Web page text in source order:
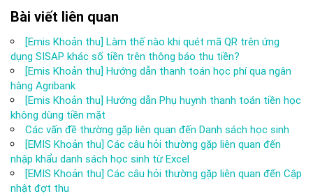
Bài viết liên quan
[Emis Khoản thu] Làm thế nào khi quét mã QR trên ứng
dụng SISAP khác số tiền trên thông báo thu tiền?
[Emis Khoản thu] Hướng dẫn thanh toán học phí qua ngân
hàng Agribank
[Emis Khoản thu] Hướng dẫn Phụ huynh thanh toán tiền học
không dùng tiền mặt
Các vấn đề thường gặp liên quan đến Danh sách học sinh
[EMIS Khoản thu] Các câu hỏi thường gặp liên quan đến
nhập khẩu danh sách học sinh từ Excel
[EMIS Khoản thu] Các câu hỏi thường gặp liên quan đến Cập
nhật đợt thu